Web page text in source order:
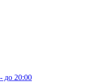
до 20:00